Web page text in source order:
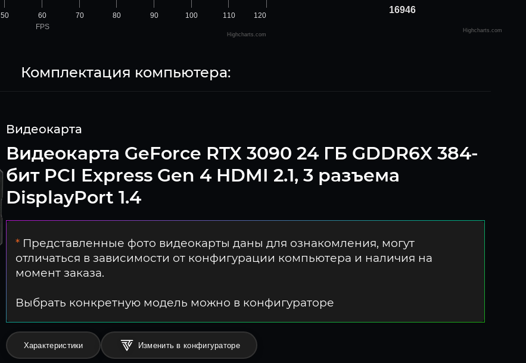
FPS
50 60 70 80 90 100 110 120
Highcharts.com
16946
16946
Highcharts.com
Комплектация компьютера:
Видеокарта
Видеокарта GeForce RTX 3090 24 ГБ GDDR6X 384-
бит PCI Express Gen 4 HDMI 2.1, 3 разъема
DisplayPort 1.4
* Представленные фото видеокарты даны для ознакомления, могут
отличаться в зависимости от конфигурации компьютера и наличия на
момент заказа.
Выбрать конкретную модель можно в конфигураторе
Характеристики Изменить в конфигураторе